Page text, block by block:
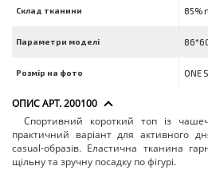
Склад тканини 85%
Параметри моделі
Розмір на фото ONE
ОПИС АРТ. 200100
Спортивний короткий топ із
практичний варіант для активного
casual-образів. Еластична тканина
щільну та зручну посадку по фігурі.